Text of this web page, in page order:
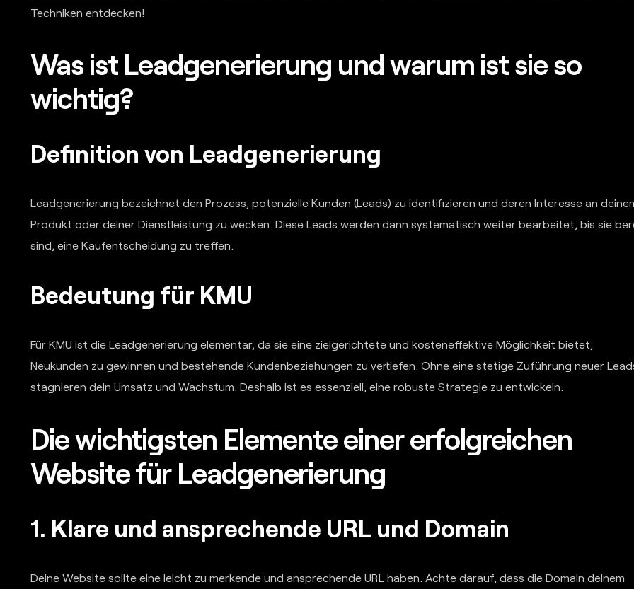
Techniken entdecken!
Was ist Leadgenerierung und warum ist sie so
wichtig?
Definition von Leadgenerierung
Leadgenerierung bezeichnet den Prozess, potenzielle Kunden (Leads) zu identifizieren und deren Interesse an
Produkt oder deiner Dienstleistung zu wecken. Diese Leads werden dann systematisch weiter bearbeitet, bis sie
sind, eine Kaufentscheidung zu treffen.
Bedeutung für KMU
Für KMU ist die Leadgenerierung elementar, da sie eine zielgerichtete und kosteneffektive Möglichkeit bietet,
Neukunden zu gewinnen und bestehende Kundenbeziehungen zu vertiefen. Ohne eine stetige Zuführung neuer
stagnieren dein Umsatz und Wachstum. Deshalb ist es essenziell, eine robuste Strategie zu entwickeln.
Die wichtigsten Elemente einer erfolgreichen
Website für Leadgenerierung
1. Klare und ansprechende URL und Domain
Deine Website sollte eine leicht zu merkende und ansprechende URL haben. Achte darauf, dass die Domain deinem